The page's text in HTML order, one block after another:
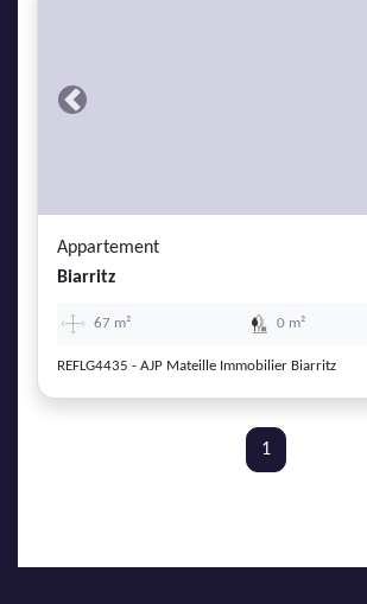
Previous
Appartement
Biarritz
67 m² 0 m²
REFLG4435 - AJP Mateille Immobilier Biarritz
1